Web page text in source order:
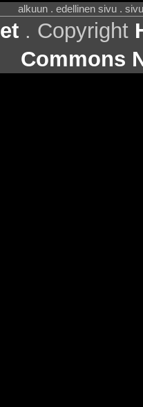
alkuun . edellinen sivu .
. Copyright
Commons